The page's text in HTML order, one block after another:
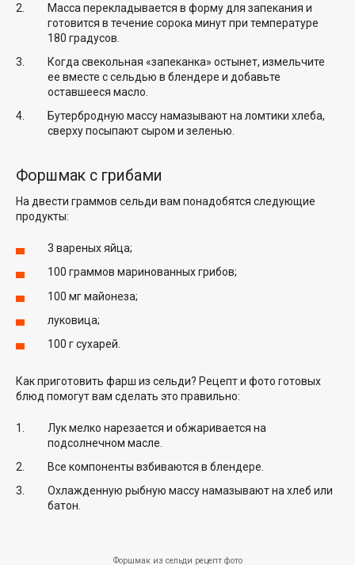
Масса перекладывается в форму для запекания и
готовится в течение сорока минут при температуре
180 градусов.
Когда свекольная «запеканка» остынет, измельчите
ее вместе с сельдью в блендере и добавьте
оставшееся масло.
Бутербродную массу намазывают на ломтики хлеба,
сверху посыпают сыром и зеленью.
Форшмак с грибами
На двести граммов сельди вам понадобятся следующие
продукты:
3 вареных яйца;
100 граммов маринованных грибов;
100 мг майонеза;
луковица;
100 г сухарей.
Как приготовить фарш из сельди? Рецепт и фото готовых
блюд помогут вам сделать это правильно:
Лук мелко нарезается и обжаривается на
подсолнечном масле.
Все компоненты взбиваются в блендере.
Охлажденную рыбную массу намазывают на хлеб или
батон.
Форшмак из сельди рецепт фото